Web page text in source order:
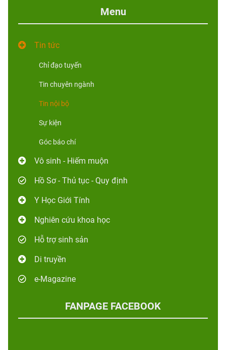
Menu
Tin tức
Chỉ đạo tuyến
Tin chuyên ngành
Tin nội bộ
Sự kiện
Góc báo chí
Vô sinh - Hiếm muộn
Hồ Sơ - Thủ tục - Quy định
Y Học Giới Tính
Nghiên cứu khoa học
Hỗ trợ sinh sản
Di truyền
e-Magazine
FANPAGE FACEBOOK